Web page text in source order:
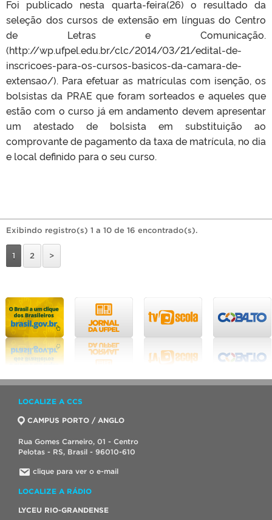
Foi publicado nesta quarta-feira(26) o resultado da
seleção dos cursos de extensão em línguas do Centro
de Letras e Comunicação.
(http://wp.ufpel.edu.br/clc/2014/03/21/edital-de-
inscricoes-para-os-cursos-basicos-da-camara-de-
extensao/). Para efetuar as matrículas com isenção, os
bolsistas da PRAE que foram sorteados e aqueles que
estão com o curso já em andamento devem apresentar
um atestado de bolsista em substituição ao
comprovante de pagamento da taxa de matrícula, no dia
e local definido para o seu curso.
Exibindo registro(s) 1 a 10 de 16 encontrado(s).
1 2 >
LOCALIZE A CCS
CAMPUS PORTO / ANGLO
Rua Gomes Carneiro, 01 - Centro
Pelotas - RS, Brasil - 96010-610
clique para ver o e-mail
LOCALIZE A RÁDIO
LYCEU RIO-GRANDENSE